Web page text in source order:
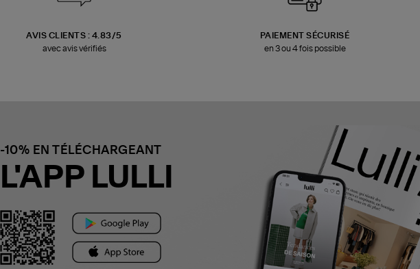
AVIS CLIENTS : 4.83/5
avec avis vérifiés
PAIEMENT SÉCURISÉ
en 3 ou 4 fois possible
-10% EN TÉLÉCHARGEANT
L'APP LULLI